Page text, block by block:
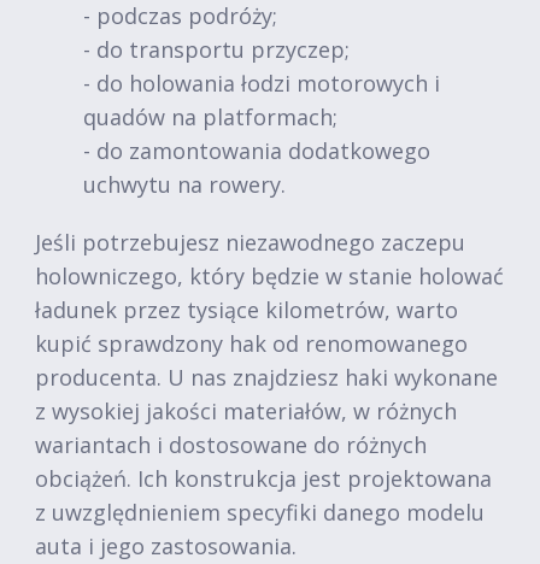
- podczas podróży;
- do transportu przyczep;
- do holowania łodzi motorowych i
quadów na platformach;
- do zamontowania dodatkowego
uchwytu na rowery.
Jeśli potrzebujesz niezawodnego zaczepu
holowniczego, który będzie w stanie holować
ładunek przez tysiące kilometrów, warto
kupić sprawdzony hak od renomowanego
producenta. U nas znajdziesz haki wykonane
z wysokiej jakości materiałów, w różnych
wariantach i dostosowane do różnych
obciążeń. Ich konstrukcja jest projektowana
z uwzględnieniem specyfiki danego modelu
auta i jego zastosowania.